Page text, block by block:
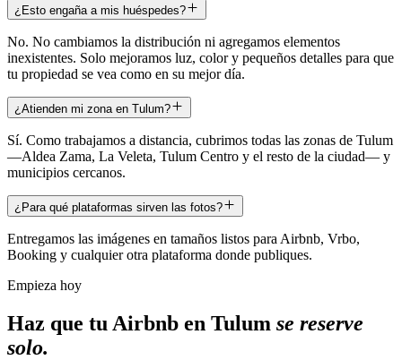
¿Esto engaña a mis huéspedes?
No. No cambiamos la distribución ni agregamos elementos
inexistentes. Solo mejoramos luz, color y pequeños detalles para que
tu propiedad se vea como en su mejor día.
¿Atienden mi zona en Tulum?
Sí. Como trabajamos a distancia, cubrimos todas las zonas de Tulum
—Aldea Zama, La Veleta, Tulum Centro y el resto de la ciudad— y
municipios cercanos.
¿Para qué plataformas sirven las fotos?
Entregamos las imágenes en tamaños listos para Airbnb, Vrbo,
Booking y cualquier otra plataforma donde publiques.
Empieza hoy
Haz que tu Airbnb en Tulum se reserve
solo.